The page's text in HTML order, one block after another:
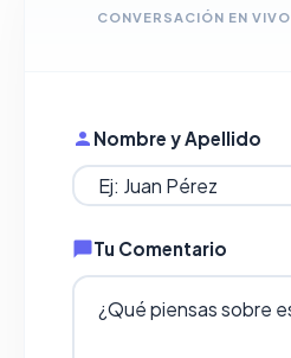
CONVERSACIÓN EN VIVO
Nombre y Apellido
Tu Comentario